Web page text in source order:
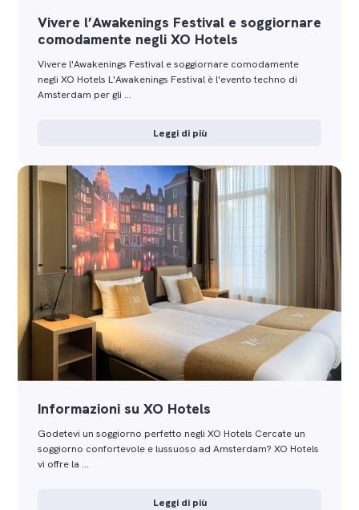
Vivere l’Awakenings Festival e soggiornare
comodamente negli XO Hotels
Vivere l'Awakenings Festival e soggiornare comodamente
negli XO Hotels L'Awakenings Festival è l'evento techno di
Amsterdam per gli …
Leggi di più
Informazioni su XO Hotels
Godetevi un soggiorno perfetto negli XO Hotels Cercate un
soggiorno confortevole e lussuoso ad Amsterdam? XO Hotels
vi offre la …
Leggi di più